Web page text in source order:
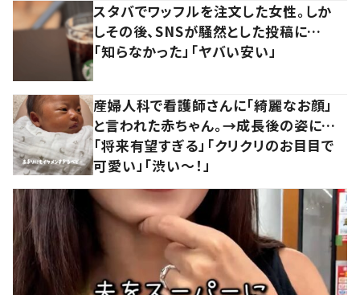
スタバでワッフルを注文した女性。しか
しその後、SNSが騒然とした投稿に…
「知らなかった」「ヤバい安い」
産婦人科で看護師さんに「綺麗なお顔」
と言われた赤ちゃん。→成長後の姿に…
「将来有望すぎる」「クリクリのお目目で
可愛い」「渋い～！」